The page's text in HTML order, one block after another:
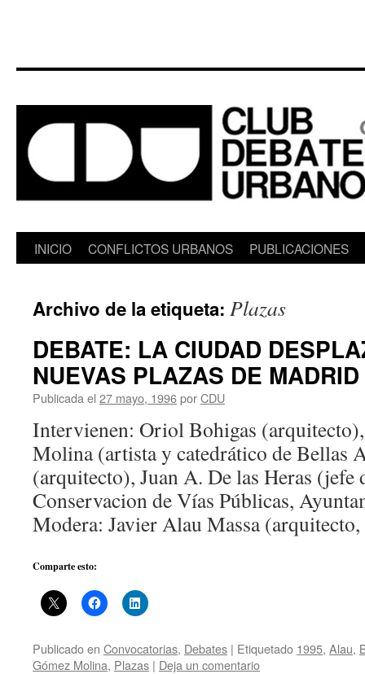
Saltar
contenido
INICIO CONFLICTOS URBANOS PUBLICACIONES
Archivo de la etiqueta: Plazas
DEBATE: LA CIUDAD
NUEVAS PLAZAS DE MADRID
Publicada el 27 mayo, 1996porCDU
Intervienen: Oriol Bohigas (arquitecto),
Molina (artista y catedrático de Bellas
(arquitecto), Juan A. De las Heras (jefe
Conservacion de Vías Públicas,
Modera: Javier Alau Massa
Comparte esto:
Publicado en Convocatorias, Debates | Etiquetado 1995, Alau,
Gómez Molina, Plazas | Deja un comentario